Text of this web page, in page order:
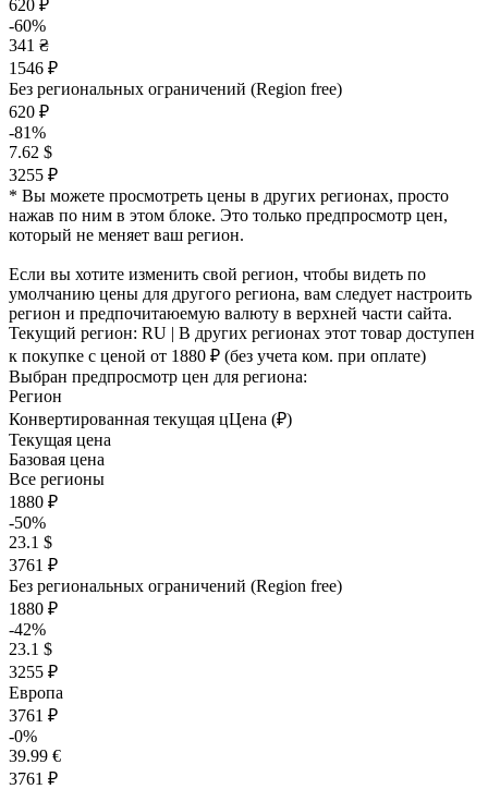
620 ₽
-60%
341 ₴
1546 ₽
Без региональных ограничений (Region free)
620 ₽
-81%
7.62 $
3255 ₽
* Вы можете просмотреть цены в других регионах, просто
нажав по ним в этом блоке. Это только предпросмотр цен,
который не меняет ваш регион.
Если вы хотите изменить свой регион, чтобы видеть по
умолчанию цены для другого региона, вам следует настроить
регион и предпочитаюемую валюту в верхней части сайта.
Текущий регион: RU | В других регионах этот товар доступен
к покупке с ценой от 1880 ₽ (без учета ком. при оплате)
Выбран предпросмотр цен для региона:
Регион
Конвертированная текущая цЦена (₽)
Текущая цена
Базовая цена
Все регионы
1880 ₽
-50%
23.1 $
3761 ₽
Без региональных ограничений (Region free)
1880 ₽
-42%
23.1 $
3255 ₽
Европа
3761 ₽
-0%
39.99 €
3761 ₽